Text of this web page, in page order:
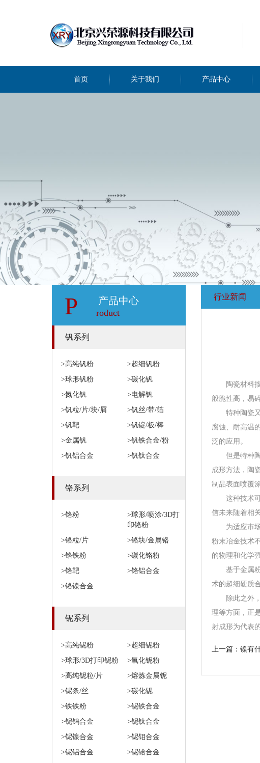
首页 关于我们 产品中心
P 产品中心
roduct
钒系列
>高纯钒粉
>超细钒粉
>球形钒粉
>碳化钒
>氮化钒
>电解钒
>钒粒/片/块/屑
>钒丝/带/箔
>钒靶
>钒锭/板/棒
>金属钒
>钒铁合金/粉
>钒铝合金
>钒钛合金
铬系列
>铬粉
>球形/喷涂/3D打
印铬粉
>铬粒/片
>铬块/金属铬
>铬铁粉
>碳化铬粉
>铬靶
>铬铝合金
>铬镍合金
铌系列
>高纯铌粉
>超细铌粉
>球形/3D打印铌粉
>氧化铌粉
>高纯铌粒/片
>熔炼金属铌
>铌条/丝
>碳化铌
>铁铁粉
>铌铁合金
>铌钨合金
>铌钛合金
>铌镍合金
>铌钼合金
>铌铝合金
>铌铪合金
行业新闻
陶瓷材料
般脆性高，易
特种陶瓷
腐蚀、耐高温
泛的应用。
但是特种
成形方法，陶
制品表面喷覆
这种技术
信未来随着相
为适应市
粉末冶金技术
的物理和化学
基于金属
术的超细硬质
除此之外
理等方面，正
射成形为代表
上一篇： 镍有